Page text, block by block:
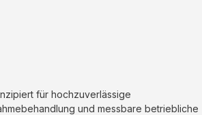
für hochzuverlässige
und messbare betriebliche